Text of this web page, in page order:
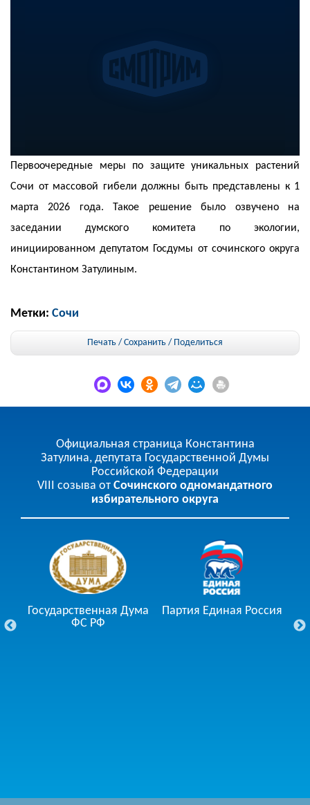
Первоочередные меры по защите уникальных растений
Сочи от массовой гибели должны быть представлены к 1
марта 2026 года. Такое решение было озвучено на
заседании думского комитета по экологии,
инициированном депутатом Госдумы от сочинского округа
Константином Затулиным.
Метки: Сочи
Печать / Сохранить / Поделиться
Официальная страница Константина
Затулина, депутата Государственной Думы
Российской Федерации
VIII созыва от Сочинского одномандатного
избирательного округа
Государственная Дума
ФС РФ
Партия Единая Россия